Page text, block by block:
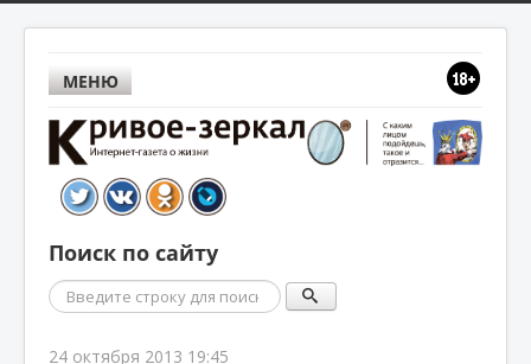
МЕНЮ
Поиск по сайту
Поиск
24 октября 2013 19:45